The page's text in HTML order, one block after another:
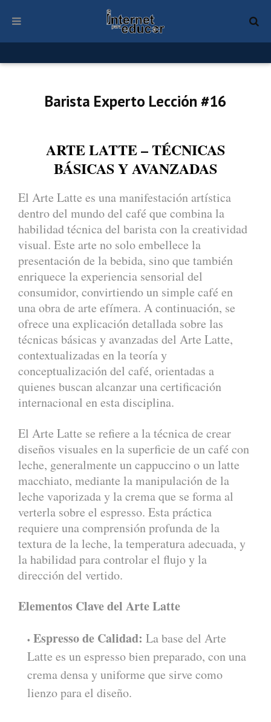
Barista Experto Lección #16
ARTE LATTE – TÉCNICAS
BÁSICAS Y AVANZADAS
El Arte Latte es una manifestación artística
dentro del mundo del café que combina la
habilidad técnica del barista con la creatividad
visual. Este arte no solo embellece la
presentación de la bebida, sino que también
enriquece la experiencia sensorial del
consumidor, convirtiendo un simple café en
una obra de arte efímera. A continuación, se
ofrece una explicación detallada sobre las
técnicas básicas y avanzadas del Arte Latte,
contextualizadas en la teoría y
conceptualización del café, orientadas a
quienes buscan alcanzar una certificación
internacional en esta disciplina.
El Arte Latte se refiere a la técnica de crear
diseños visuales en la superficie de un café con
leche, generalmente un cappuccino o un latte
macchiato, mediante la manipulación de la
leche vaporizada y la crema que se forma al
verterla sobre el espresso. Esta práctica
requiere una comprensión profunda de la
textura de la leche, la temperatura adecuada, y
la habilidad para controlar el flujo y la
dirección del vertido.
Elementos Clave del Arte Latte
Espresso de Calidad: La base del Arte
Latte es un espresso bien preparado, con una
crema densa y uniforme que sirve como
lienzo para el diseño.